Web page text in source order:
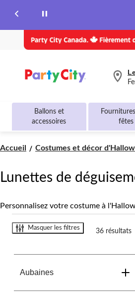
votre
AB
Party
à
à
pour
changer
Ballons et
accessoires
fêtes
Accueil Costumes et décor
Lunettes de
Personnalisez votre costume à
Masquer les filtres 36 résultats
Aubaines